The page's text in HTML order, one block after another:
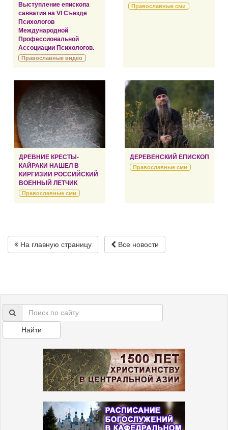
Выступление епископа
савватия на VI Съезде
Психологов
Международной
Профессиональной
Ассоциации Психологов.
Православные видео
Православные сми
ДРЕВНИЕ КРЕСТЫ-
КАЙРАКИ НАШЕЛ В
КИРГИЗИИ РОССИЙСКИЙ
ВОЕННЫЙ ЛЕТЧИК
Православные сми
ДЕРЕВЕНСКИЙ ЕПИСКОП
Православные сми
На главную страницу Все новости
Найти